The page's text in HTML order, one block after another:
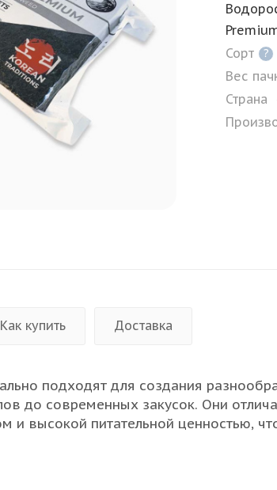
Сорт
?
Вес
Страна
Как купить Доставка
подходят для создания
до современных закусок. Они
и высокой питательной ценностью,
что обеспечивает его